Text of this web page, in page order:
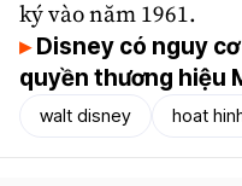
ký vào năm 1961.
Disney có nguy
quyền thương hiệu
walt disney hoat